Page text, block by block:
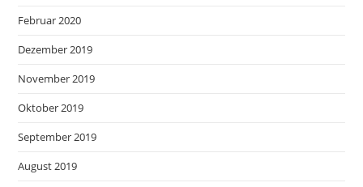
Februar 2020
Dezember 2019
November 2019
Oktober 2019
September 2019
August 2019